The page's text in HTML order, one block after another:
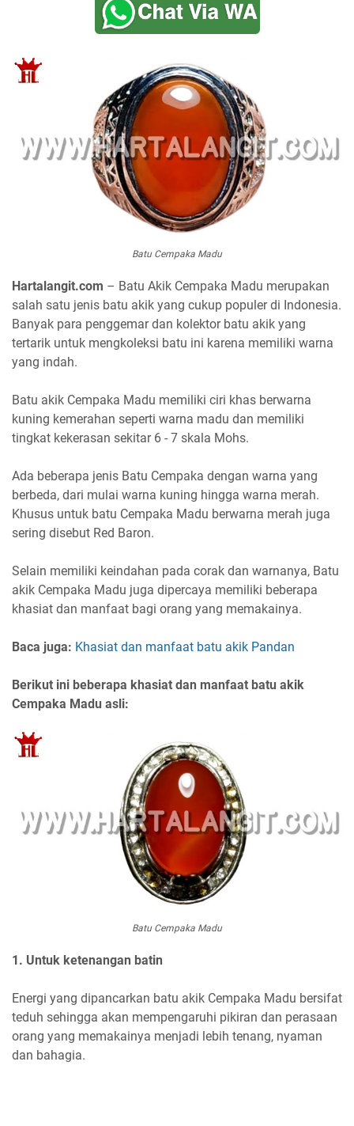
Batu Cempaka Madu
Hartalangit.com – Batu Akik Cempaka Madu merupakan
salah satu jenis batu akik yang cukup populer di Indonesia.
Banyak para penggemar dan kolektor batu akik yang
tertarik untuk mengkoleksi batu ini karena memiliki warna
yang indah.
Batu akik Cempaka Madu memiliki ciri khas berwarna
kuning kemerahan seperti warna madu dan memiliki
tingkat kekerasan sekitar 6 - 7 skala Mohs.
Ada beberapa jenis Batu Cempaka dengan warna yang
berbeda, dari mulai warna kuning hingga warna merah.
Khusus untuk batu Cempaka Madu berwarna merah juga
sering disebut Red Baron.
Selain memiliki keindahan pada corak dan warnanya, Batu
akik Cempaka Madu juga dipercaya memiliki beberapa
khasiat dan manfaat bagi orang yang memakainya.
Baca juga: Khasiat dan manfaat batu akik Pandan
Berikut ini beberapa khasiat dan manfaat batu akik
Cempaka Madu asli:
Batu Cempaka Madu
1. Untuk ketenangan batin
Energi yang dipancarkan batu akik Cempaka Madu bersifat
teduh sehingga akan mempengaruhi pikiran dan perasaan
orang yang memakainya menjadi lebih tenang, nyaman
dan bahagia.